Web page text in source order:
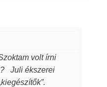
volt írni
Juli ékszerei